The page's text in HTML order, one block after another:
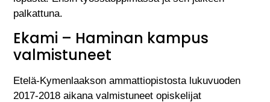
palkattuna.
Ekami – Haminan kampus
valmistuneet
Etelä-Kymenlaakson ammattiopistosta lukuvuoden
2017-2018 aikana valmistuneet opiskelijat